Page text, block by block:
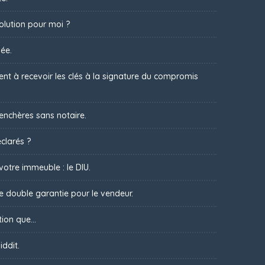
pour moi ?
à recevoir les clés à la signature du compromis
sans notaire.
?
immeuble : le DIU.
double garantie pour le vendeur.
que...